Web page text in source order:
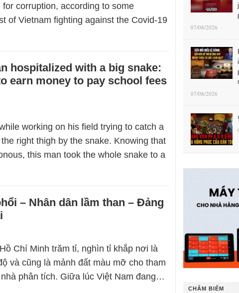
corruption, according to some
of Vietnam fighting against the Covid-19
hospitalized with a big snake:
earn money to pay school fees
working on his field trying to catch a
right thigh by the snake. Knowing that
this man took the whole snake to a
– Nhân dân lầm than – Đảng
Chí Minh trăm tỉ, nghìn tỉ khắp nơi là
và cũng là mảnh đất màu mỡ cho tham
phân tích. Giữa lúc Việt Nam đang…
07/08/2026
07/08/2026
CHÂM BIẾM